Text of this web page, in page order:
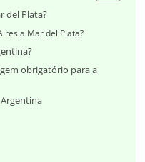
del Plata?
a Mar del Plata?
obrigatório para a